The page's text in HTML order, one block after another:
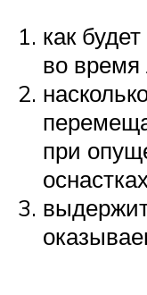
как
во время
при